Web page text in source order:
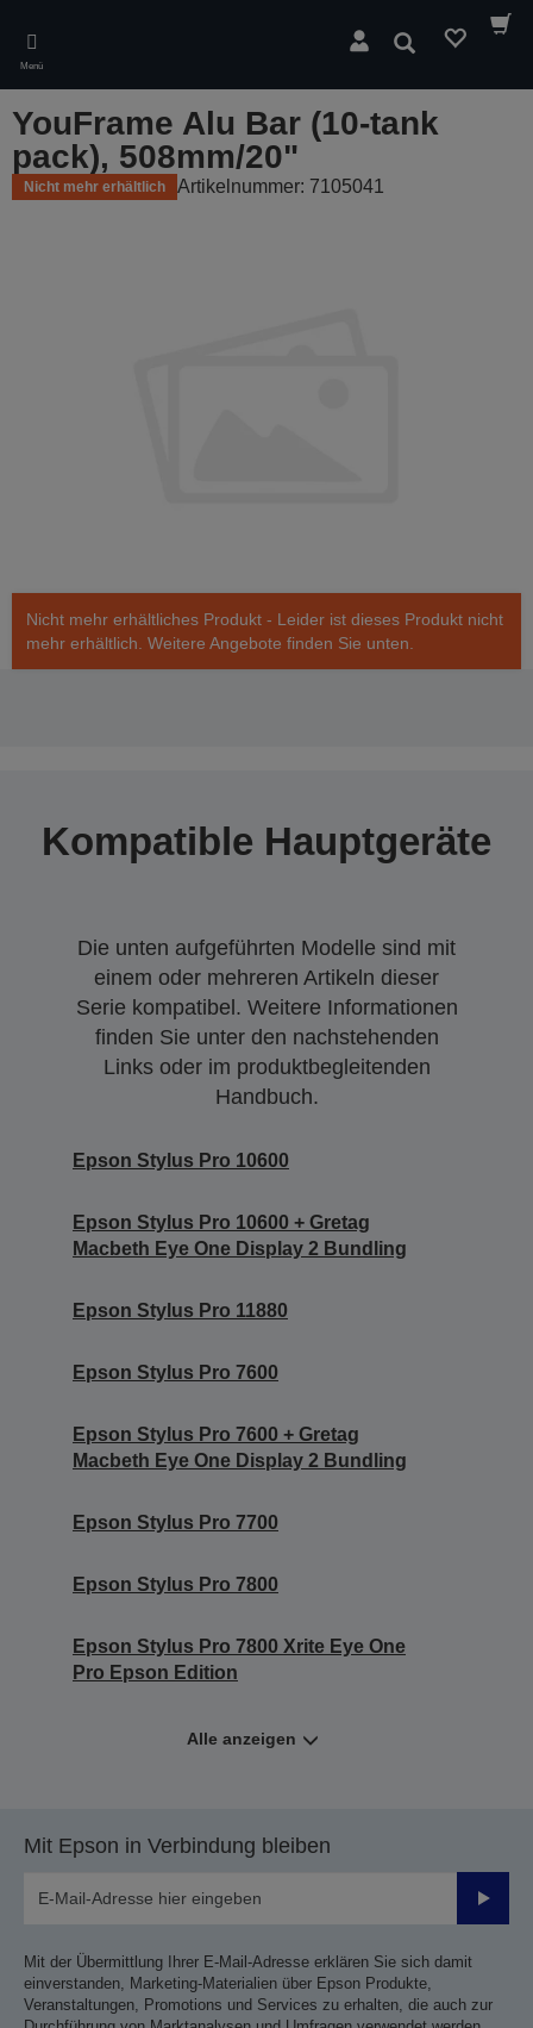
main
content
Menü
Suchen
YouFrame Alu Bar (10-tank
pack), 508mm/20"
Nicht mehr erhältlich Artikelnummer: 7105041
Nicht mehr erhältliches Produkt - Leider ist dieses Produkt nicht
mehr erhältlich. Weitere Angebote finden Sie unten.
Kompatible Hauptgeräte
Die unten aufgeführten Modelle sind mit
einem oder mehreren Artikeln dieser
Serie kompatibel. Weitere Informationen
finden Sie unter den nachstehenden
Links oder im produktbegleitenden
Handbuch.
Epson Stylus Pro 10600
Epson Stylus Pro 10600 + Gretag
Macbeth Eye One Display 2 Bundling
Epson Stylus Pro 11880
Epson Stylus Pro 7600
Epson Stylus Pro 7600 + Gretag
Macbeth Eye One Display 2 Bundling
Epson Stylus Pro 7700
Epson Stylus Pro 7800
Epson Stylus Pro 7800 Xrite Eye One
Pro Epson Edition
Alle anzeigen
Mit Epson in Verbindung bleiben
Mit der Übermittlung Ihrer E-Mail-Adresse erklären Sie sich damit
einverstanden, Marketing-Materialien über Epson Produkte,
Veranstaltungen, Promotions und Services zu erhalten, die auch zur